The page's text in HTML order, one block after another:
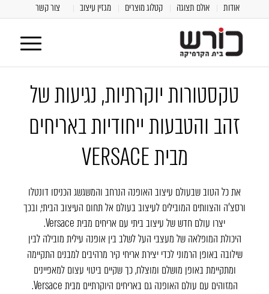
אודות אולם תצוגה קטלוג מוצרים מגזין עיצוב צור קשר
טקסטורות יוקרתיות, נגיעות של
זהב והטבעות ייחודיות באריחים
מבית VERSACE
את כל הטוב שבעולם עיצוב האופנה הנרחב והמשגשג הכניסו דונטלו
ורסצ'ה והצוותים המובילים לעיצוב בעולם אל תחום העיצוב הביתי, ובכך
יצרו עולם חדש של עיצוב ביתי עם אריחים מבית Versace.
היכולת המופלאה של מעצבי העל לשלב בין אופנה עילית מובילה לבין
שילובה באופן הרמוני לכדי יצירת אריחי קיר מרהיבים למבנים התקיימה
ומתקיימת באופן מושלם ומוצלח, כך שקיים ביטוי עצום למאפיינים
המזוהים עם עולם האופנה גם באריחים היוקרתיים מבית Versace.